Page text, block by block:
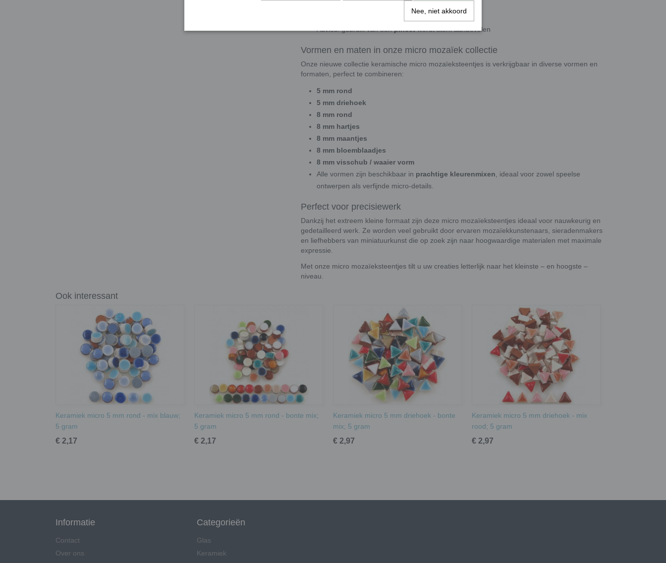
Advies: gebruik van eenpincetwordt sterk aanbevolen
Vormen en maten in onze micro mozaïek collectie
Onze nieuwe collectie keramische micro mozaïeksteentjes is verkrijgbaar in diverse vormen en
formaten, perfect te combineren:
5 mm rond
5 mm driehoek
8 mm rond
8 mm hartjes
8 mm maantjes
8 mm bloemblaadjes
8 mm visschub / waaier vorm
Alle vormen zijn beschikbaar in prachtige kleurenmixen , ideaal voor zowel speelse
ontwerpen als verfijnde micro-details.
Perfect voor precisiewerk
Dankzij het extreem kleine formaat zijn deze micro mozaïeksteentjes ideaal voor nauwkeurig en
gedetailleerd werk. Ze worden veel gebruikt door ervaren mozaïekkunstenaars, sieradenmakers
en liefhebbers van miniatuurkunst die op zoek zijn naar hoogwaardige materialen met maximale
expressie.
Met onze micro mozaïeksteentjes tilt u uw creaties letterlijk naar het kleinste – en hoogste –
niveau.
Ook interessant
Keramiek micro 5 mm rond - mix blauw;
5 gram
€ 2,17
Keramiek micro 5 mm rond - bonte mix;
5 gram
€ 2,17
Keramiek micro 5 mm driehoek - bonte
mix; 5 gram
€ 2,97
Keramiek micro 5 mm driehoek - mix
rood; 5 gram
€ 2,97
Informatie
Contact
Over ons
Categorieën
Glas
Keramiek
Nee, niet akkoord